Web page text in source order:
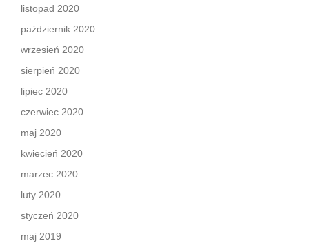
listopad 2020
październik 2020
wrzesień 2020
sierpień 2020
lipiec 2020
czerwiec 2020
maj 2020
kwiecień 2020
marzec 2020
luty 2020
styczeń 2020
maj 2019